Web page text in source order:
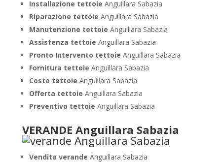
Installazione tettoie Anguillara Sabazia
Riparazione tettoie Anguillara Sabazia
Manutenzione tettoie Anguillara Sabazia
Assistenza tettoie Anguillara Sabazia
Pronto Intervento tettoie Anguillara Sabazia
Fornitura tettoie Anguillara Sabazia
Costo tettoie Anguillara Sabazia
Offerta tettoie Anguillara Sabazia
Preventivo tettoie Anguillara Sabazia
VERANDE Anguillara Sabazia
Vendita verande Anguillara Sabazia